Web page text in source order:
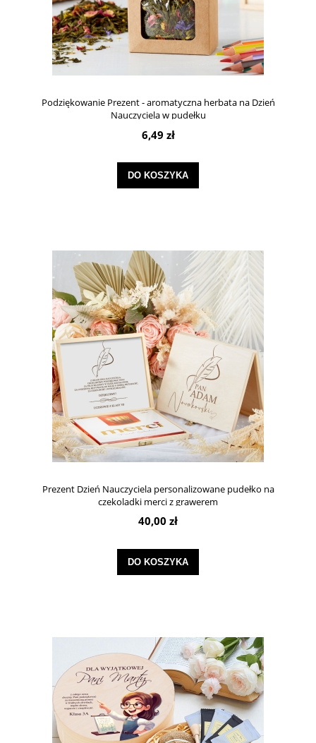
Podziękowanie Prezent - aromatyczna herbata na Dzień
Nauczyciela w pudełku
6,49 zł
DO KOSZYKA
Prezent Dzień Nauczyciela personalizowane pudełko na
czekoladki merci z grawerem
40,00 zł
DO KOSZYKA